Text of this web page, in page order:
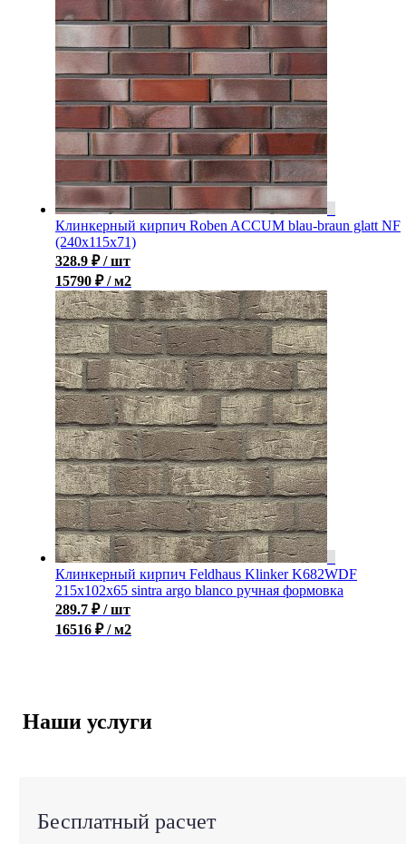
Клинкерный кирпич Roben ACCUM blau-braun glatt NF
(240х115х71)
328.9 ₽ / шт
15790 ₽ / м2
Клинкерный кирпич Feldhaus Klinker K682WDF
215x102x65 sintra argo blanco ручная формовка
289.7 ₽ / шт
16516 ₽ / м2
Наши услуги
Бесплатный расчет